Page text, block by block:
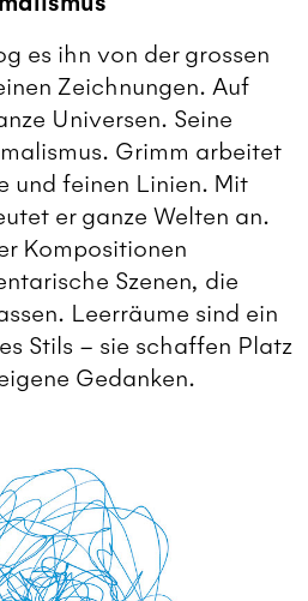
es ihn von der grossen
Zeichnungen. Auf
Universen. Seine
Grimm arbeitet
und feinen Linien. Mit
er ganze Welten an.
Kompositionen
Szenen, die
Leerräume sind ein
Stils – sie schaffen Platz
Gedanken.